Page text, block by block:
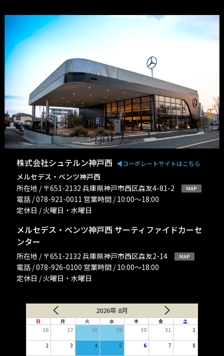
株式会社シュテルン神戸西 ◀︎コーポレートサイトはこちら
メルセデス・ベンツ神戸西
所在地 / 〒651-2132 兵庫県神戸市西区森友4-81-2
電話 / 078-921-0011 営業時間 / 10:00〜18:00
定休日 / 火曜日・水曜日
メルセデス・ベンツ神戸西 サーティファイドカーセ
ンター
所在地 / 〒651-2132 兵庫県神戸市西区森友2-14
電話 / 078-926-0100 営業時間 / 10:00〜18:00
定休日 / 火曜日・水曜日
2026年 8月
日 月 火 水 木 金 土
26 27 28 29 30 31 1
2 3 4 5 6 7 8